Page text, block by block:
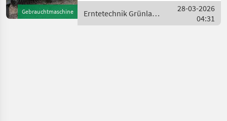
Gebrauchtmaschine
Unterlegkeile: 2
Arbeitsbreite: 235
Erntetechnik Grünland
/ Claas
28-03-2026
04:31